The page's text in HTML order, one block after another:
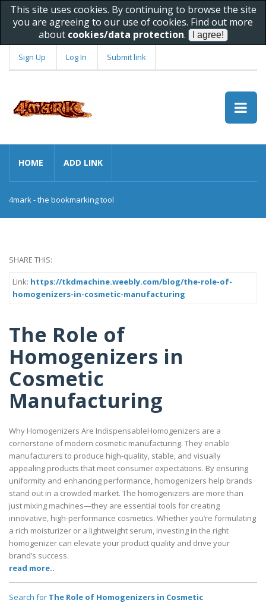
This site uses cookies. By continuing to browse the site
you are agreeing to our use of cookies. Find out more
about cookies/data protection.
Sign Up Log In Submit link
HOME ADD LINK
4mark - the bookmarking tool
SHARE THIS:
Link: https://tkdmachine.weebly.com/blog/the-role-of-
homogenizers-in-cosmetic-manufacturing
The Role of
Homogenizers in
Cosmetic
Manufacturing
Why Homogenizers Are IndispensableHomogenizers are a
cornerstone of modern cosmetic manufacturing. They enable
manufacturers to produce high-quality, stable, and visually
appealing products that meet consumer expectations. By ensuring
uniformity and enhancing performance, homogenizers help brands
stand out in a crowded market. The homogenizers are more than
just mixing machines—they are essential tools for creating
innovative, high-performance cosmetics. Whether you’re formulating
a rich moisturizer or a lightweight serum, investing in the right
homogenizer can elevate your product quality and drive your
brand’s success.
read more..
Search for The Role of Homogenizers in Cosmetic